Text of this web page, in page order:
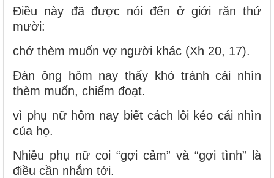
Điều này đã được nói đến ở giới răn thứ
mười:
chớ thèm muốn vợ người khác (Xh 20, 17).
Đàn ông hôm nay thấy khó tránh cái nhìn
thèm muốn, chiếm đoạt.
vì phụ nữ hôm nay biết cách lôi kéo cái nhìn
của họ.
Nhiều phụ nữ coi “gợi cảm” và “gợi tình” là
điều cần nhắm tới.